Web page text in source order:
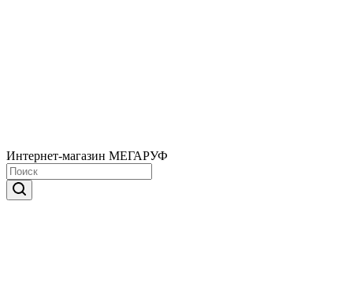
Интернет-магазин МЕГАРУФ